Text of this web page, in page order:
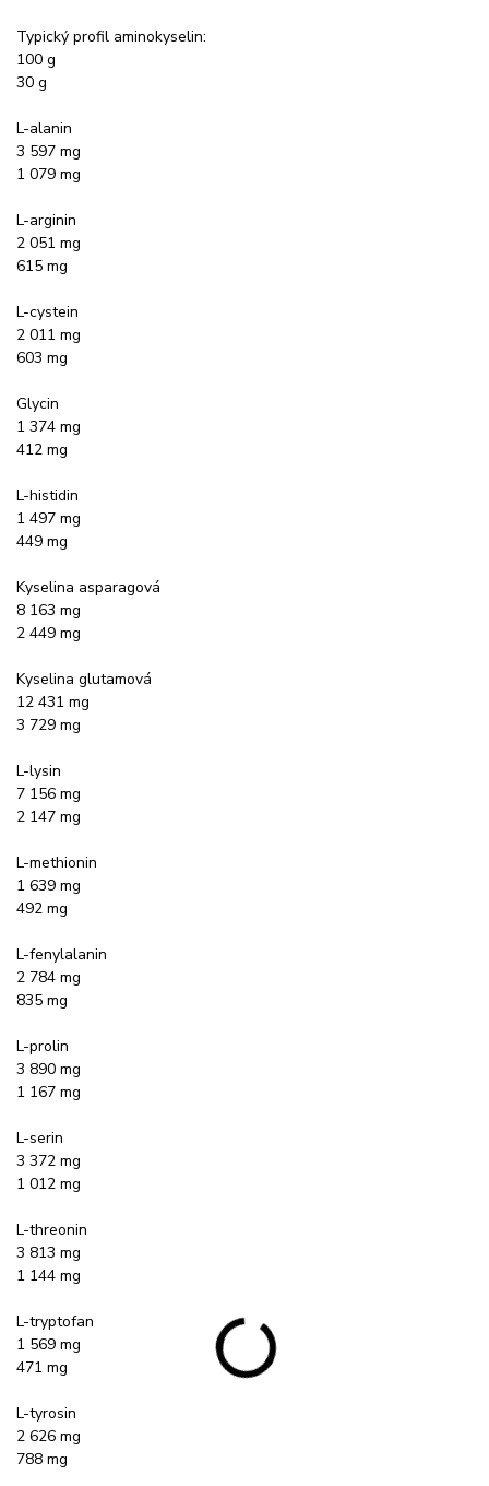
Typický profil aminokyselin:
100 g
30 g
L-alanin
3 597 mg
1 079 mg
L-arginin
2 051 mg
615 mg
L-cystein
2 011 mg
603 mg
Glycin
1 374 mg
412 mg
L-histidin
1 497 mg
449 mg
Kyselina asparagová
8 163 mg
2 449 mg
Kyselina glutamová
12 431 mg
3 729 mg
L-lysin
7 156 mg
2 147 mg
L-methionin
1 639 mg
492 mg
L-fenylalanin
2 784 mg
835 mg
L-prolin
3 890 mg
1 167 mg
L-serin
3 372 mg
1 012 mg
L-threonin
3 813 mg
1 144 mg
L-tryptofan
1 569 mg
471 mg
L-tyrosin
2 626 mg
788 mg